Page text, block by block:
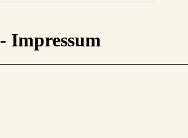
- Impressum